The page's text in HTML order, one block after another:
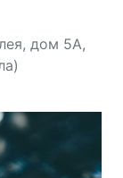
дом 5А,